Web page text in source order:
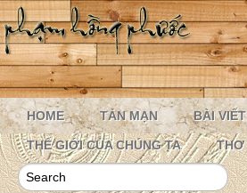
HOME TẢN MẠN BÀI VIẾT
THẾ GIỚI CỦA CHÚNG TA THƠ